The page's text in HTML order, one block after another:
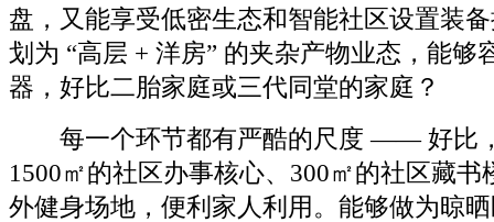
盘，又能享受低密生态和智能社区设置装
划为 “高层 + 洋房” 的夹杂产物业态，能够
器，好比二胎家庭或三代同堂的家庭？
每一个环节都有严酷的尺度 —— 好比
1500㎡的社区办事核心、300㎡的社区藏书
外健身场地，便利家人利用。能够做为晾